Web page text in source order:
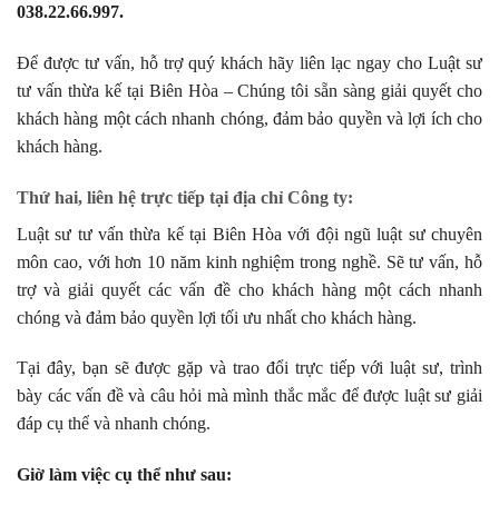
038.22.66.997.
Để được tư vấn, hỗ trợ quý khách hãy liên lạc ngay cho Luật sư
tư vấn thừa kế tại Biên Hòa – Chúng tôi sẵn sàng giải quyết cho
khách hàng một cách nhanh chóng, đảm bảo quyền và lợi ích cho
khách hàng.
Thứ hai, liên hệ trực tiếp tại địa chỉ Công ty:
Luật sư tư vấn thừa kế tại Biên Hòa với đội ngũ luật sư chuyên
môn cao, với hơn 10 năm kinh nghiệm trong nghề. Sẽ tư vấn, hỗ
trợ và giải quyết các vấn đề cho khách hàng một cách nhanh
chóng và đảm bảo quyền lợi tối ưu nhất cho khách hàng.
Tại đây, bạn sẽ được gặp và trao đổi trực tiếp với luật sư, trình
bày các vấn đề và câu hỏi mà mình thắc mắc để được luật sư giải
đáp cụ thể và nhanh chóng.
Giờ làm việc cụ thể như sau: